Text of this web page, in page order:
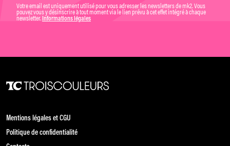
Votre email est uniquement utilisé pour vous adresser les newsletters de mk2. Vous
pouvez vous y désinscrire à tout moment via le lien prévu à cet effet intégré à chaque
newsletter. Informations légales
Mentions légales et CGU
Politique de confidentialité